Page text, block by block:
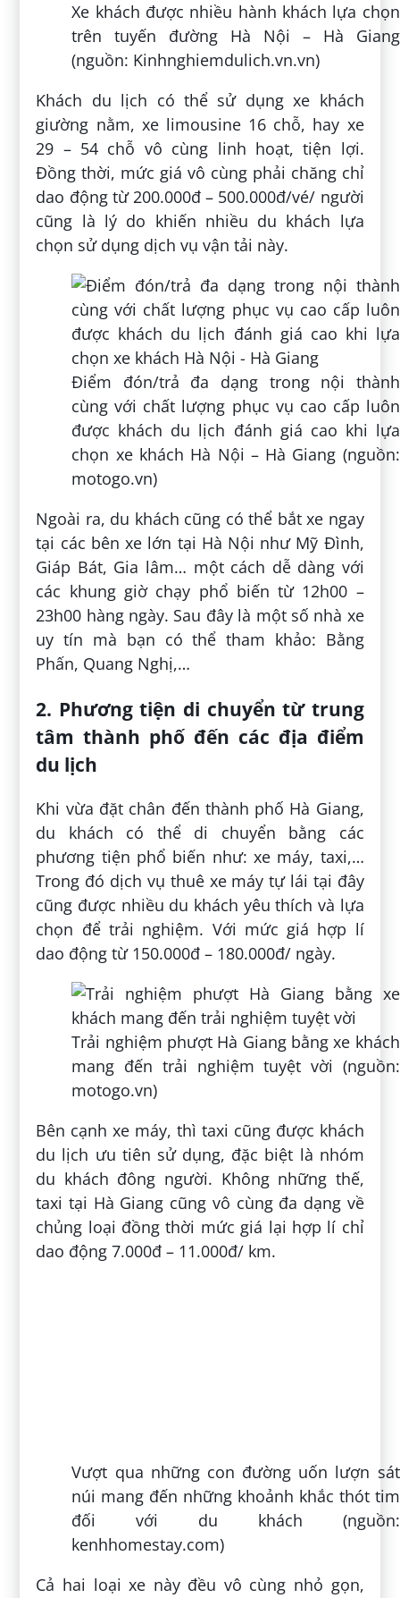
Xe khách được nhiều hành khách lựa chọn
trên tuyến đường Hà Nội – Hà Giang
(nguồn: Kinhnghiemdulich.vn.vn)
Khách du lịch có thể sử dụng xe khách
giường nằm, xe limousine 16 chỗ, hay xe
29 – 54 chỗ vô cùng linh hoạt, tiện lợi.
Đồng thời, mức giá vô cùng phải chăng chỉ
dao động từ 200.000đ – 500.000đ/vé/ người
cũng là lý do khiến nhiều du khách lựa
chọn sử dụng dịch vụ vận tải này.
Điểm đón/trả đa dạng trong nội thành
cùng với chất lượng phục vụ cao cấp luôn
được khách du lịch đánh giá cao khi lựa
chọn xe khách Hà Nội – Hà Giang (nguồn:
motogo.vn)
Ngoài ra, du khách cũng có thể bắt xe ngay
tại các bên xe lớn tại Hà Nội như Mỹ Đình,
Giáp Bát, Gia lâm… một cách dễ dàng với
các khung giờ chạy phổ biến từ 12h00 –
23h00 hàng ngày. Sau đây là một số nhà xe
uy tín mà bạn có thể tham khảo: Bằng
Phấn, Quang Nghị,…
2. Phương tiện di chuyển từ trung
tâm thành phố đến các địa điểm
du lịch
Khi vừa đặt chân đến thành phố Hà Giang,
du khách có thể di chuyển bằng các
phương tiện phổ biến như: xe máy, taxi,…
Trong đó dịch vụ thuê xe máy tự lái tại đây
cũng được nhiều du khách yêu thích và lựa
chọn để trải nghiệm. Với mức giá hợp lí
dao động từ 150.000đ – 180.000đ/ ngày.
Trải nghiệm phượt Hà Giang bằng xe khách
mang đến trải nghiệm tuyệt vời (nguồn:
motogo.vn)
Bên cạnh xe máy, thì taxi cũng được khách
du lịch ưu tiên sử dụng, đặc biệt là nhóm
du khách đông người. Không những thế,
taxi tại Hà Giang cũng vô cùng đa dạng về
chủng loại đồng thời mức giá lại hợp lí chỉ
dao động 7.000đ – 11.000đ/ km.
Vượt qua những con đường uốn lượn sát
núi mang đến những khoảnh khắc thót tim
đối với du khách (nguồn:
kenhhomestay.com)
Cả hai loại xe này đều vô cùng nhỏ gọn,